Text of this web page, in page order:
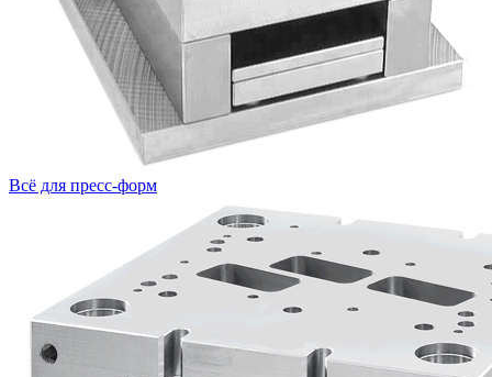
Всё для пресс-форм